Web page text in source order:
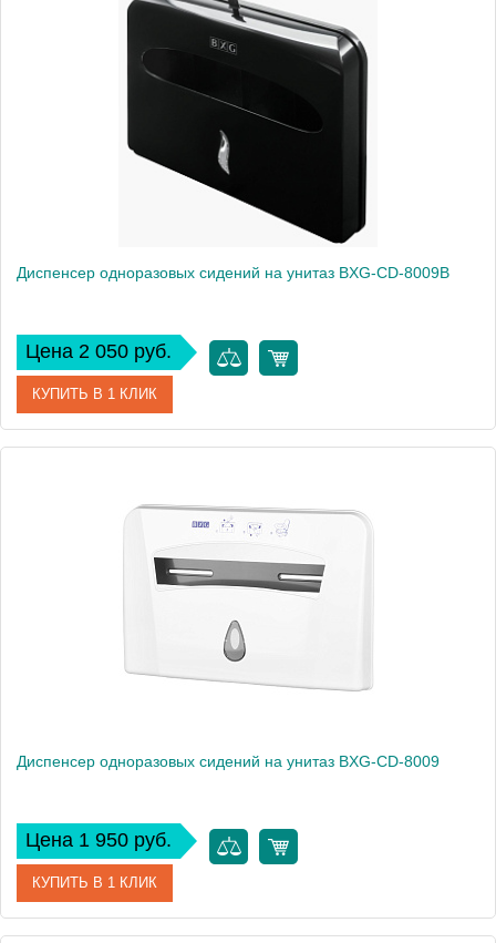
Диспенсер одноразовых сидений на унитаз BXG-CD-8009B
Цена 2 050 руб.
КУПИТЬ В 1 КЛИК
Диспенсер одноразовых сидений на унитаз BXG-CD-8009
Цена 1 950 руб.
КУПИТЬ В 1 КЛИК